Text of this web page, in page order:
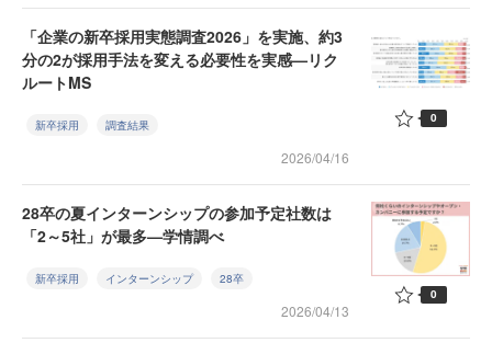
「企業の新卒採用実態調査2026」を実施、約3
分の2が採用手法を変える必要性を実感—リク
ルートMS
新卒採用 調査結果
2026/04/16
0
28卒の夏インターンシップの参加予定社数は
「2～5社」が最多—学情調べ
新卒採用 インターンシップ 28卒
2026/04/13
0